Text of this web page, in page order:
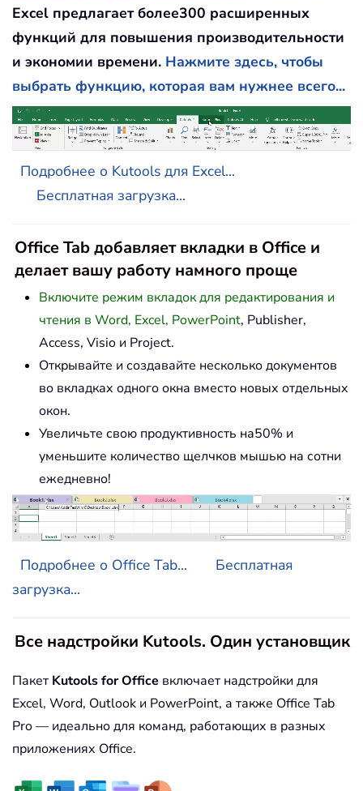
Excel предлагает более300 расширенных
функций для повышения производительности
и экономии времени. Нажмите здесь, чтобы
выбрать функцию, которая вам нужнее всего...
Подробнее о Kutools для Excel...
Бесплатная загрузка...
Office Tab добавляет вкладки в Office и
делает вашу работу намного проще
Включите режим вкладок для редактирования и
чтения в Word, Excel, PowerPoint, Publisher,
Access, Visio и Project.
Открывайте и создавайте несколько документов
во вкладках одного окна вместо новых отдельных
окон.
Увеличьте свою продуктивность на50% и
уменьшите количество щелчков мышью на сотни
ежедневно!
Подробнее о Office Tab...
Бесплатная
загрузка...
Все надстройки Kutools. Один установщик
Пакет Kutools for Office включает надстройки для
Excel, Word, Outlook и PowerPoint, а также Office Tab
Pro — идеально для команд, работающих в разных
приложениях Office.